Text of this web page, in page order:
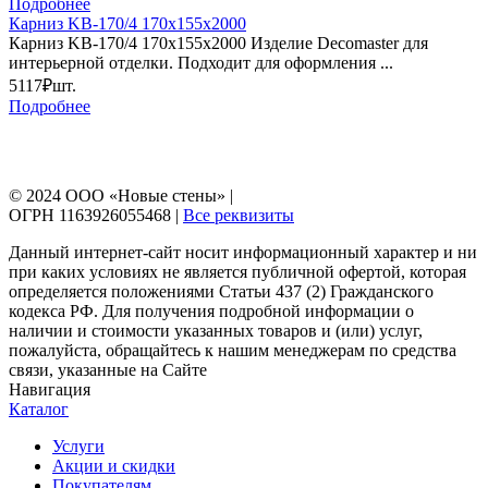
Подробнее
Карниз KB-170/4 170х155х2000
Карниз KB-170/4 170х155х2000 Изделие Decomaster для
интерьерной отделки. Подходит для оформления ...
5117₽шт.
Подробнее
© 2024 ООО «Новые стены» |
ОГРН 1163926055468 | Все реквизиты
Данный интернет-сайт носит информационный характер и ни
при каких условиях не является публичной офертой, которая
определяется положениями Статьи 437 (2) Гражданского
кодекса РФ. Для получения подробной информации о
наличии и стоимости указанных товаров и (или) услуг,
пожалуйста, обращайтесь к нашим менеджерам по средства
связи, указанные на Сайте
Навигация
Каталог
Услуги
Акции и скидки